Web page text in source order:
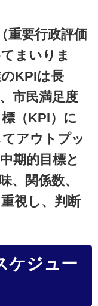
要行政評価
まいりま
KPIは長
市民満足度
（KPI）に
アウトプッ
期的目標と
、関係数、
視し、判断
ケジュー